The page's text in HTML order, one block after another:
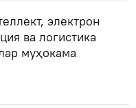
электрон
ва логистика
муҳокама